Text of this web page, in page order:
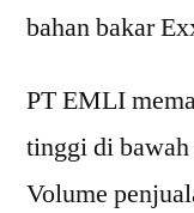
bahan bakar
PT EMLI
tinggi di
Volume